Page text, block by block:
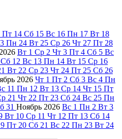
Пт 14 Сб 15 Вс 16 Пн 17 Вт 18
Пн 24 Вт 25 Ср 26 Чт 27 Пт 28
2026 Вт 1 Ср 2 Чт 3 Пт 4 Сб 5 Вс
Сб 12 Вс 13 Пн 14 Вт 15 Ср 16
Вт 22 Ср 23 Чт 24 Пт 25 Сб 26
2026 Чт 1 Пт 2 Сб 3 Вс 4 Пн
11 Пн 12 Вт 13 Ср 14 Чт 15 Пт
21 Чт 22 Пт 23 Сб 24 Вс 25 Пн
31 Ноябрь 2026 Вс 1 Пн 2 Вт 3
Вт 10 Ср 11 Чт 12 Пт 13 Сб 14
Пт 20 Сб 21 Вс 22 Пн 23 Вт 24